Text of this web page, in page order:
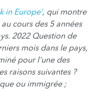
in Europe', qui montre
cours des 5 années
2022 Question de
mois dans le pays,
pour l'une des
raisons suivantes ?
ou immigrée ;